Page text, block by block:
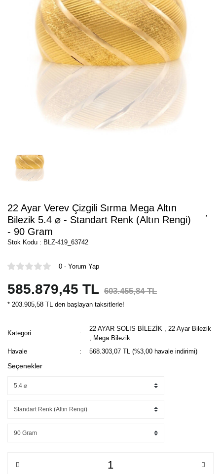
22 Ayar Verev Çizgili Sırma Mega Altın
Bilezik 5.4 ⌀ - Standart Renk (Altın Rengi)
- 90 Gram
Stok Kodu : BLZ-419_63742
0 - Yorum Yap
585.879,45 TL 603.455,84 TL
* 203.905,58 TL den başlayan taksitlerle!
Kategori
22 AYAR SOLIS BİLEZİK
22 Ayar Bilezik
Mega Bilezik
Havale
568.303,07 TL (%3,00 havale indirimi)
Seçenekler